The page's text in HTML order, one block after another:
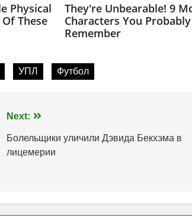
УПЛ Футбол
Next:
Болельщики уличили Дэвида Бекхэма в
лицемерии